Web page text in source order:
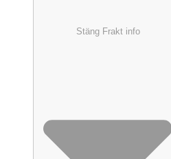
Stäng Frakt info